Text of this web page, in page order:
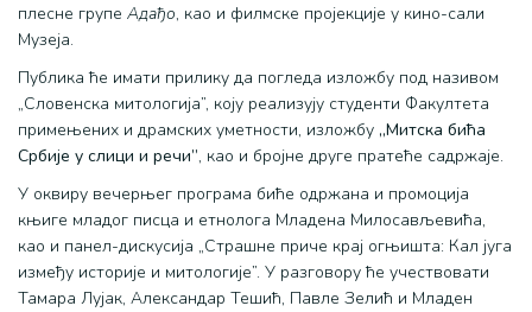
плесне групе Адађо, као и филмске пројекције у кино-сали
Музеја.
Публика ће имати прилику да погледа изложбу под називом
„Словенска митологија”, коју реализују студенти Факултета
примењених и драмских уметности, изложбу „Митска бића
Србије у слици и речи”, као и бројне друге пратеће садржаје.
У оквиру вечерњег програма биће одржана и промоција
књиге младог писца и етнолога Младена Милосављевића,
као и панел-дискусија „Страшне приче крај огњишта: Кал југа
између историје и митологије”. У разговору ће учествовати
Тамара Лујак, Александар Тешић, Павле Зелић и Младен